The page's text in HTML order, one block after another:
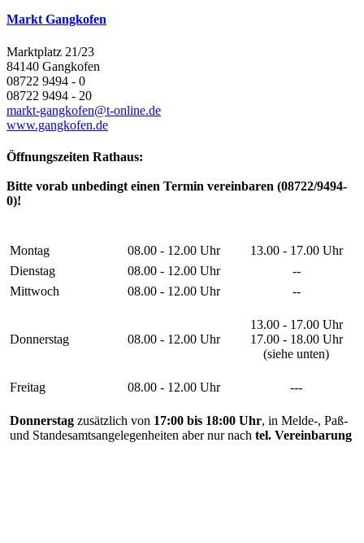
Markt Gangkofen
Marktplatz 21/23
84140 Gangkofen
08722 9494 - 0
08722 9494 - 20
markt-gangkofen@t-online.de
www.gangkofen.de
Öffnungszeiten Rathaus:
Bitte vorab unbedingt einen Termin vereinbaren (08722/9494-
0)!
Montag 08.00 - 12.00 Uhr
13.00 - 17.00 Uhr
Dienstag
08.00 - 12.00 Uhr
--
Mittwoch
08.00 - 12.00 Uhr --
Donnerstag 08.00 - 12.00 Uhr
13.00 - 17.00 Uhr
17.00 - 18.00 Uhr
(siehe unten)
Freitag 08.00 - 12.00 Uhr ---
Donnerstag zusätzlich von 17:00 bis 18:00 Uhr, in Melde-, Paß-
und Standesamtsangelegenheiten aber nur nach tel. Vereinbarung